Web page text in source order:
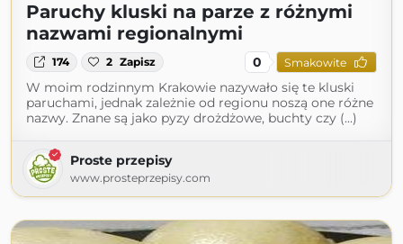
Paruchy kluski na parze z różnymi
nazwami regionalnymi
174 2 Zapisz 0 Smakowite
W moim rodzinnym Krakowie nazywało się te kluski
paruchami, jednak zależnie od regionu noszą one różne
nazwy. Znane są jako pyzy drożdżowe, buchty czy (...)
Proste przepisy
www.prosteprzepisy.com